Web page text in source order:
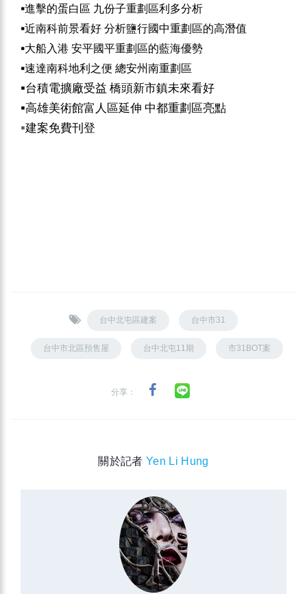
▪️進擊的蛋白區 九份子重劃區利多分析
▪️近南科前景看好 分析鹽行國中重劃區的高潛值
▪️大船入港 安平國平重劃區的藍海優勢
▪️速達南科地利之便 總安州南重劃區
▪️台積電擴廠受益 橋頭新市鎮未來看好
▪️高雄美術館富人區延伸 中都重劃區亮點
▪️建案免費刊登
台中北屯區建案 台中市31
台中市北區預售屋 台中北屯11期 市31BOT案
分享：
關於記者Yen Li Hung